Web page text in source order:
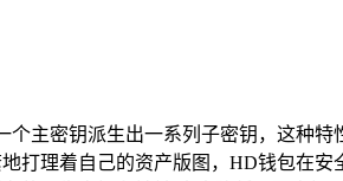
主密钥派生出一系列子密钥，这种
打理着自己的资产版图，HD钱包在